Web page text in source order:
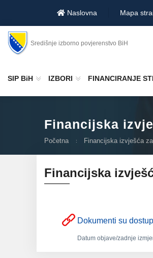
Naslovna Mapa
Središnje izborno povjerenstvo BiH
SIP BiH IZBORI FINANCIRANJE
Financijska
Početna Financijska izvješća
Financijska
Dokumenti su
Datum objave/zadnje